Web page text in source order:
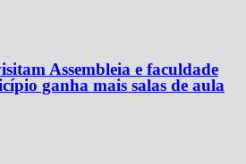
Assembleia e faculdade
ganha mais salas de aula